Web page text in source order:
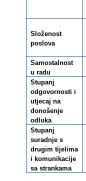
Složenost
poslova
Samostalnost
u radu
Stupanj
odgovornosti i
utjecaj na
donošenje
odluka
Stupanj
suradnje s
drugim tijelima
i komunikacije
sa strankama